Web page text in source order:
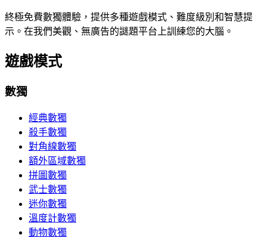
終極免費數獨體驗，提供多種遊戲模式、難度級別和智慧提
示。在我們美觀、無廣告的謎題平台上訓練您的大腦。
遊戲模式
數獨
經典數獨
殺手數獨
對角線數獨
額外區域數獨
拼圖數獨
武士數獨
迷你數獨
溫度計數獨
動物數獨